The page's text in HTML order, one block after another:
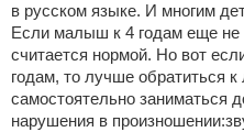
в русском языке. И многим
Если малыш к 4 годам еще не
считается нормой. Но вот
годам, то лучше обратиться к
самостоятельно заниматься
нарушения в